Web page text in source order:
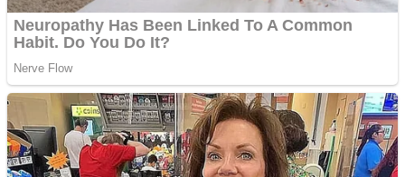
tau
Anuntul tau apare in mai
multe ziare online
Apartamente 2 camere